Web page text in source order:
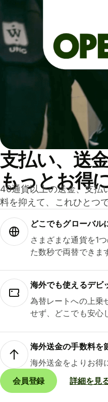
支払い、送
もっとお得
40通貨以上の送金、支払
料を抑えて、これひとつ
どこでもグ⁠ロ⁠ー⁠バ⁠ル
さまざまな通貨を1
た数秒で両替できま
海外でも使えるデビ
為替レートへの上乗
せず、どこでも安心
海外送金の手数料を
海外送金をよりお得
会員登録
詳細を見